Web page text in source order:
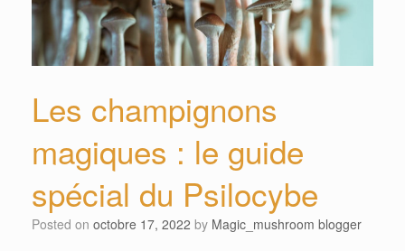
Les champignons
magiques : le guide
spécial du Psilocybe
Posted on octobre 17, 2022 by Magic_mushroom blogger